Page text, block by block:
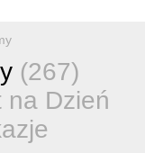
(267)
na Dzień